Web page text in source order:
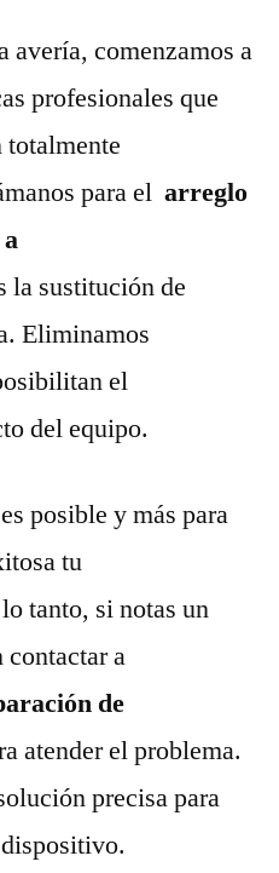
avería, comenzamos a
profesionales que
para el arreglo
la sustitución de
Eliminamos
el
del equipo.
posible y más para
tu
tanto, si notas un
contactar a
de
atender el problema.
precisa para